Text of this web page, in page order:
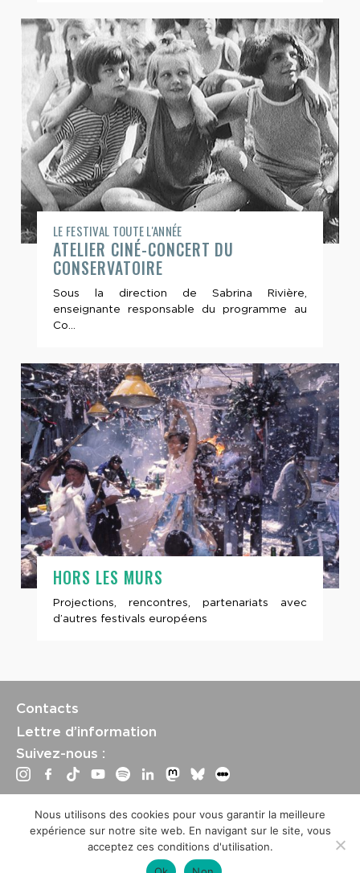
LE FESTIVAL TOUTE L'ANNÉE
ATELIER CINÉ-CONCERT DU
CONSERVATOIRE
Sous la direction de Sabrina Rivière,
enseignante responsable du programme au
Co...
HORS LES MURS
Projections, rencontres, partenariats avec
d’autres festivals européens
Contacts
Lettre d’information
Suivez-nous :
International Film Festival –Mentions légales –Conditions
générales de vente
Crédits site : Marine Breton, design ;Etienne Delcambre,
développement et mise à jour
Nous utilisons des cookies pour vous garantir la meilleure
expérience sur notre site web. En navigant sur le site, vous
acceptez ces conditions d'utilisation.